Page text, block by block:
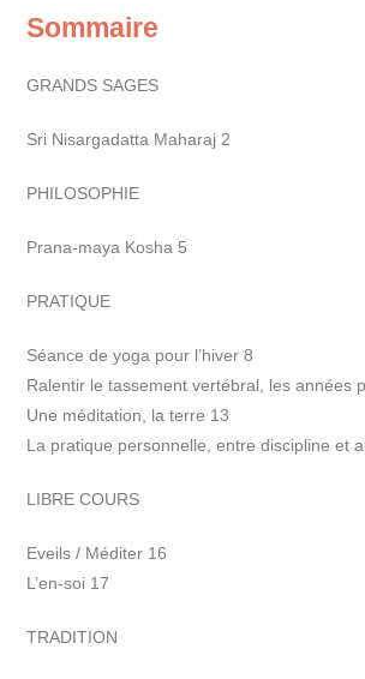
Sommaire
GRANDS SAGES
Sri Nisargadatta Maharaj 2
PHILOSOPHIE
Prana-maya Kosha 5
PRATIQUE
Séance de yoga pour l’hiver 8
Ralentir le tassement vertébral, les années
Une méditation, la terre 13
La pratique personnelle, entre discipline et
LIBRE COURS
Eveils / Méditer 16
L’en-soi 17
TRADITION